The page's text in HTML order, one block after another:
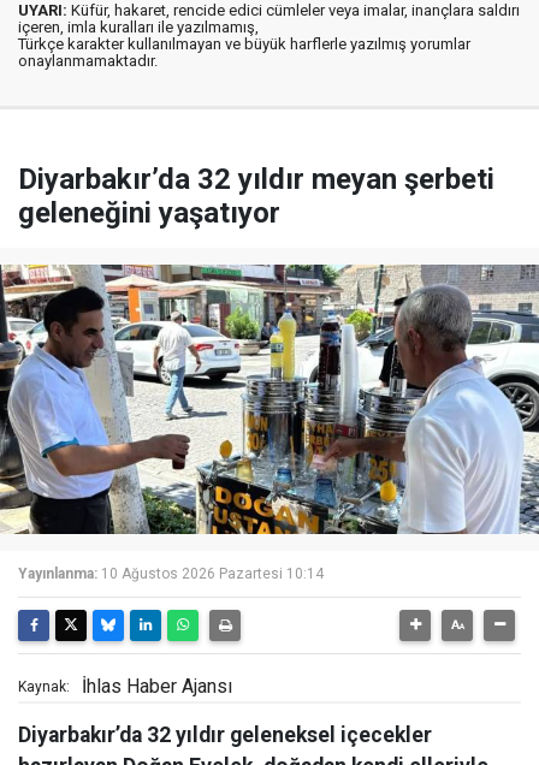
UYARI: Küfür, hakaret, rencide edici cümleler veya imalar, inançlara saldırı
içeren, imla kuralları ile yazılmamış,
Türkçe karakter kullanılmayan ve büyük harflerle yazılmış yorumlar
onaylanmamaktadır.
Diyarbakır’da 32 yıldır meyan şerbeti
geleneğini yaşatıyor
Yayınlanma: 10 Ağustos 2026 Pazartesi 10:14
Kaynak: İhlas Haber Ajansı
Diyarbakır’da 32 yıldır geleneksel içecekler